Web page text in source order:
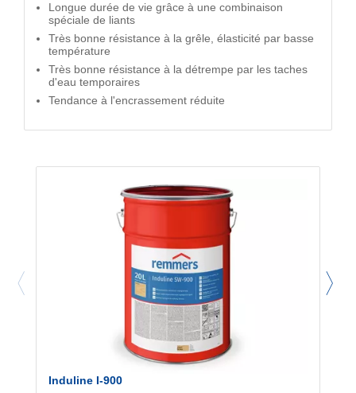
Longue durée de vie grâce à une combinaison
spéciale de liants
Très bonne résistance à la grêle, élasticité par basse
température
Très bonne résistance à la détrempe par les taches
d'eau temporaires
Tendance à l'encrassement réduite
Induline I-900